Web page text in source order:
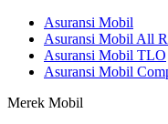
Asuransi Mobil
Asuransi Mobil All
Asuransi Mobil TLO
Asuransi Mobil
Merek Mobil